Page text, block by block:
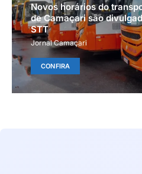
Novos horários do
de Camaçari são
STT
Jornal Camaçari
CONFIRA